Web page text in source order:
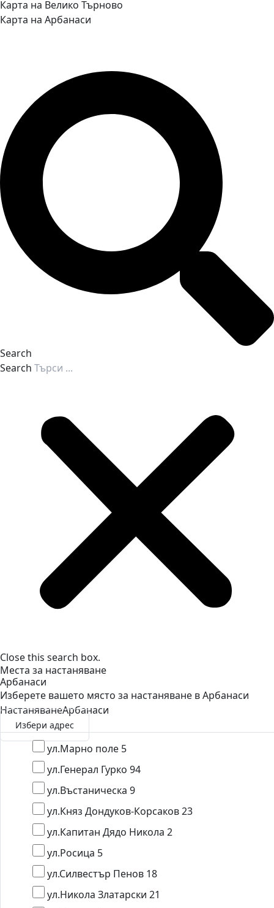
Карта на Велико Търново
Карта на Арбанаси
Search
Search
Close this search box.
Места за настаняване
Арбанаси
Изберете вашето място за настаняване в Арбанаси
НастаняванеАрбанаси
Избери адрес
ул.Марно поле 5
ул.Генерал Гурко 94
ул.Въстаническа 9
ул.Княз Дондуков-Корсаков 23
ул.Капитан Дядо Никола 2
ул.Росица 5
ул.Силвестър Пенов 18
ул.Никола Златарски 21